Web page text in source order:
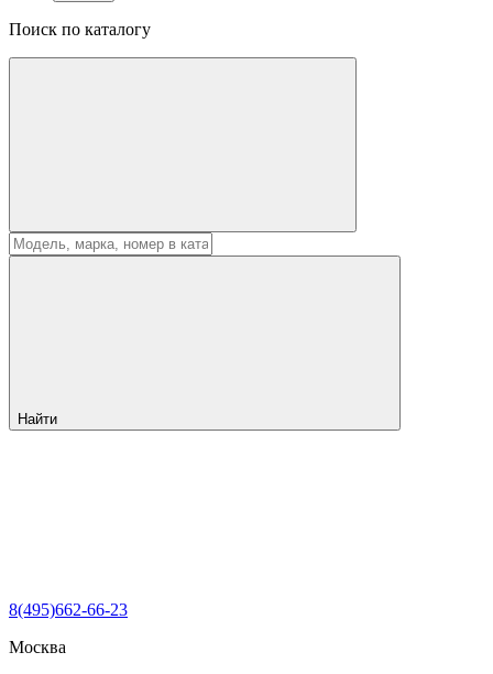
Поиск по каталогу
Найти
8(495)662-66-23
Москва